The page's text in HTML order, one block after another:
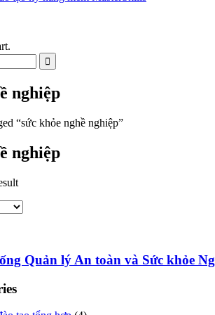
nghiệp
“sức khỏe nghề nghiệp”
nghiệp
Quản lý An toàn và Sức khỏe